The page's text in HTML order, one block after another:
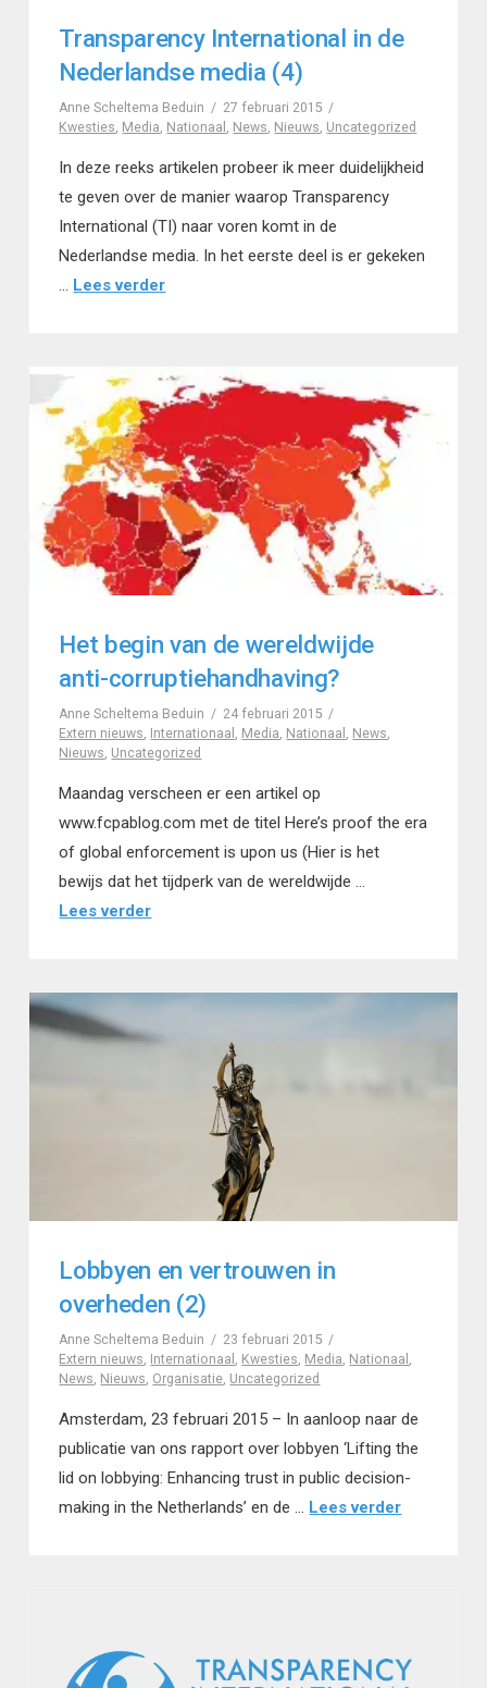
Transparency International in de
Nederlandse media (4)
Anne Scheltema Beduin
27 februari 2015
Kwesties, Media, Nationaal , News, Nieuws, Uncategorized
In deze reeks artikelen probeer ik meer duidelijkheid
te geven over de manier waarop Transparency
International (TI) naar voren komt in de
Nederlandse media. In het eerste deel is er gekeken
… Lees verder
Het begin van de wereldwijde
anti-corruptiehandhaving?
Anne Scheltema Beduin
24 februari 2015
Extern nieuws, Internationaal , Media, Nationaal , News,
Nieuws, Uncategorized
Maandag verscheen er een artikel op
www.fcpablog.com met de titel Here’s proof the era
of global enforcement is upon us (Hier is het
bewijs dat het tijdperk van de wereldwijde …
Lees verder
Lobbyen en vertrouwen in
overheden (2)
Anne Scheltema Beduin
23 februari 2015
Extern nieuws, Internationaal , Kwesties, Media, Nationaal ,
News, Nieuws, Organisatie, Uncategorized
Amsterdam, 23 februari 2015 – In aanloop naar de
publicatie van ons rapport over lobbyen ‘Lifting the
lid on lobbying: Enhancing trust in public decision-
making in the Netherlands’ en de … Lees verder